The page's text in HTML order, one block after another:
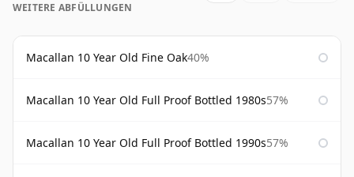
WEITERE ABFÜLLUNGEN
Macallan 10 Year Old Fine Oak40%
Macallan 10 Year Old Full Proof Bottled 1980s57%
Macallan 10 Year Old Full Proof Bottled 1990s57%